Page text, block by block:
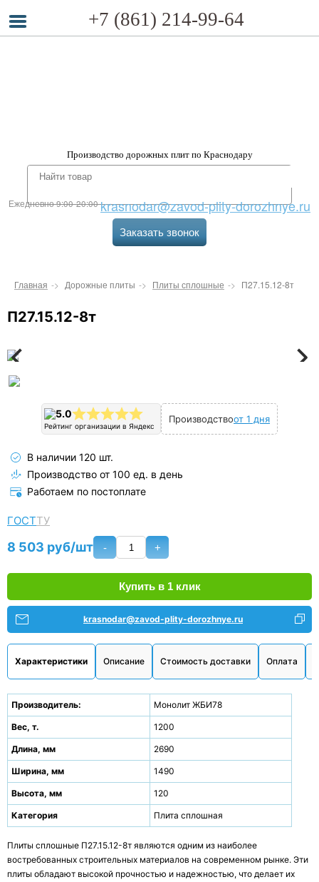
+7 (861) 214-99-64
Производство дорожных плит по Краснодару
Ежедневно 9:00-20:00krasnodar@zavod-plity-dorozhnye.ru
Заказать звонок
Главная Дорожные плиты Плиты сплошные П27.15.12-8т
П27.15.12-8т
5.0
Рейтинг организации в Яндекс
Производствоот 1 дня
В наличии 120 шт.
Производство от 100 ед. в день
Работаем по постоплате
ГОСТТУ
8 503 руб/шт - +
Купить в 1 клик
krasnodar@zavod-plity-dorozhnye.ru
Характеристики Описание Стоимость доставки Оплата
Производитель: Монолит ЖБИ78
Вес, т. 1200
Длина, мм 2690
Ширина, мм 1490
Высота, мм 120
Категория Плита сплошная
Плиты сплошные П27.15.12-8т являются одним из наиболее
востребованных строительных материалов на современном рынке. Эти
плиты обладают высокой прочностью и надежностью, что делает их